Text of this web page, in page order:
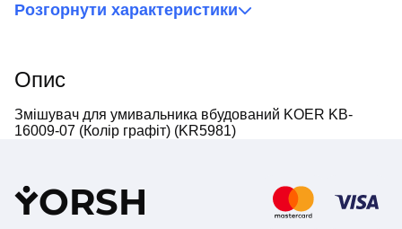
Розгорнути характеристики
Опис
Змішувач для умивальника вбудований KOER KB-
16009-07 (Колір графіт) (KR5981)
YORSH